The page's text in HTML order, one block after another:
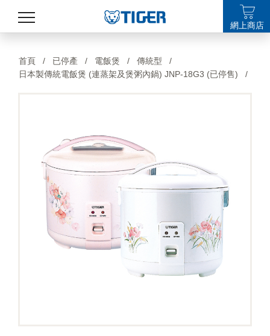
最新消息
LANGUAGE
網上商店
首頁 / 已停產 / 電飯煲 / 傳統型
/
日本製傳統電飯煲 (連蒸架及煲粥內鍋) JNP-18G3 (已停售)
/